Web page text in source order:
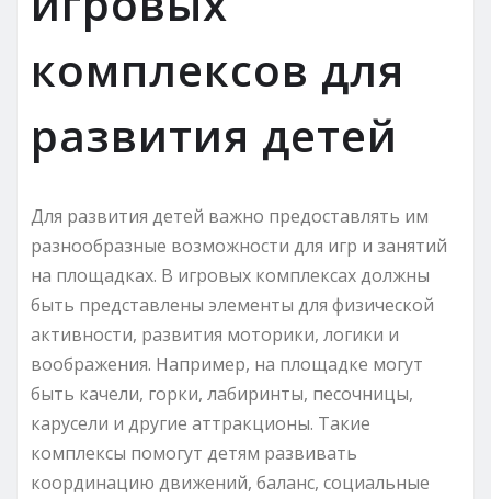
комплексов для
развития детей
Для развития детей важно предоставлять им
разнообразные возможности для игр и занятий
на площадках. В игровых комплексах должны
быть представлены элементы для физической
активности, развития моторики, логики и
воображения. Например, на площадке могут
быть качели, горки, лабиринты, песочницы,
карусели и другие аттракционы. Такие
комплексы помогут детям развивать
координацию движений, баланс, социальные